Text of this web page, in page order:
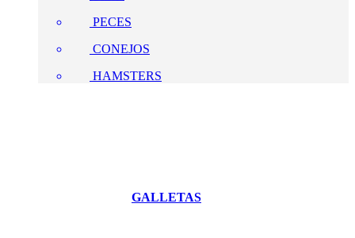
PECES
CONEJOS
HAMSTERS
GALLETAS